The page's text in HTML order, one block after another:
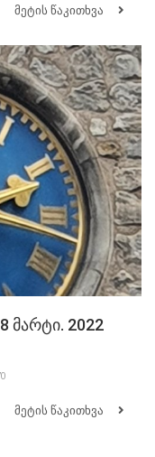
მეტის წაკითხვა
მარტი. 2022
მეტის წაკითხვა